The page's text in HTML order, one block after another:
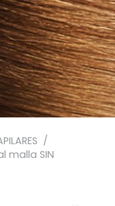
/
malla SIN